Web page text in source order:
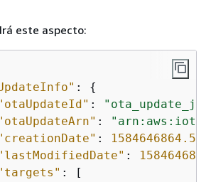
este aspecto:
: {
:
: "arn:aws:iot:
: 1584646864.534
:
: [